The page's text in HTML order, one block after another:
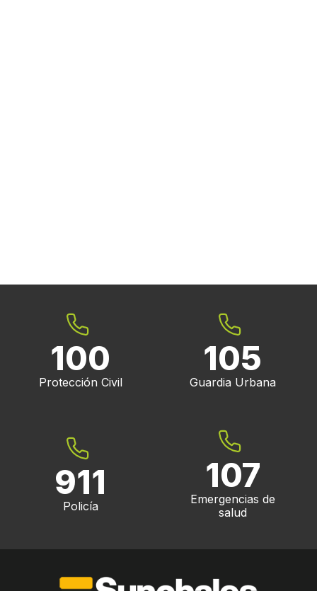
100
Protección Civil
105
Guardia Urbana
911
Policía
107
Emergencias de
salud